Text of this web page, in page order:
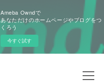
Ameba Owndで
あなただけのホームページやブログをつ
くろう
今すぐ試す